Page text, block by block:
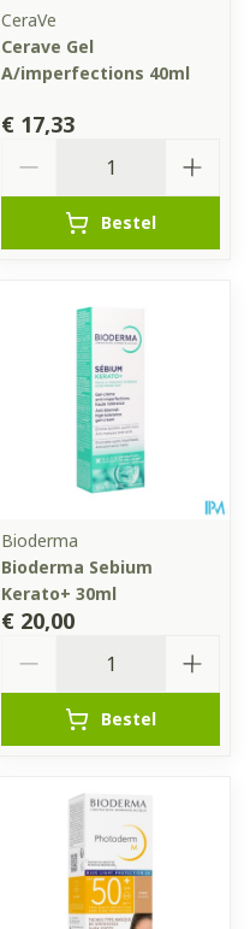
CeraVe
Cerave Gel
A/imperfections 40ml
€ 17,33
Bestel
Bioderma
Bioderma Sebium
Kerato+ 30ml
€ 20,00
Bestel